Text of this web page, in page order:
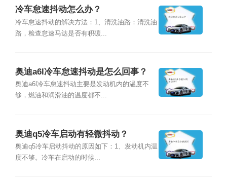
冷车怠速抖动怎么办？
冷车怠速抖动的解决方法：1、清洗油路：清洗油
路，检查怠速马达是否有积碳...
奥迪a6l冷车怠速抖动是怎么回事？
奥迪a6l冷车怠速抖动主要是发动机内的温度不
够，燃油和润滑油的温度都不...
奥迪q5冷车启动有轻微抖动？
奥迪q5冷车启动抖动的原因如下：1、发动机内温
度不够。冷车在启动的时候...